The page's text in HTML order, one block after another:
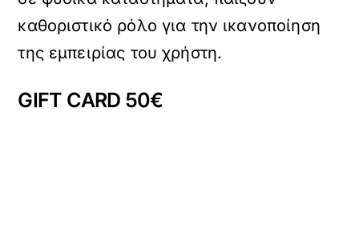
καθοριστικό ρόλο για την ικανοποίηση
της εμπειρίας του χρήστη.
GIFT CARD 50€